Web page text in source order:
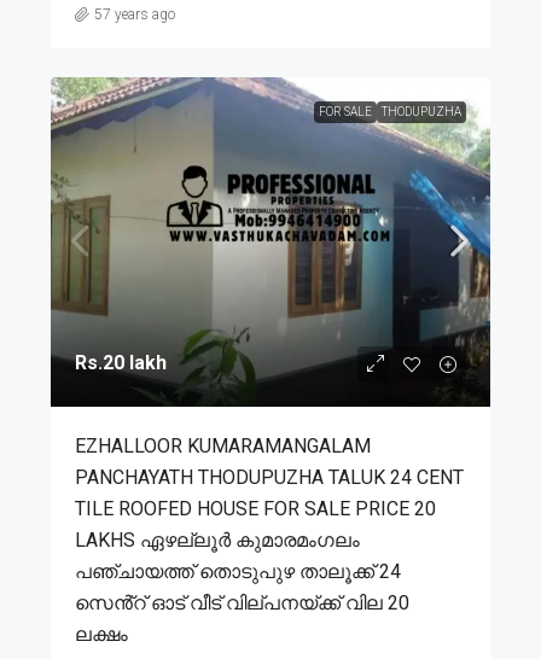
57 years ago
FOR SALE THODUPUZHA
Rs.20 lakh
EZHALLOOR KUMARAMANGALAM
PANCHAYATH THODUPUZHA TALUK 24 CENT
TILE ROOFED HOUSE FOR SALE PRICE 20
LAKHS ഏഴല്ലൂർ കുമാരമംഗലം
പഞ്ചായത്ത് തൊടുപുഴ താലൂക്ക് 24
സെൻ്റ് ഓട് വീട് വില്പനയ്ക്ക് വില 20
ലക്ഷം